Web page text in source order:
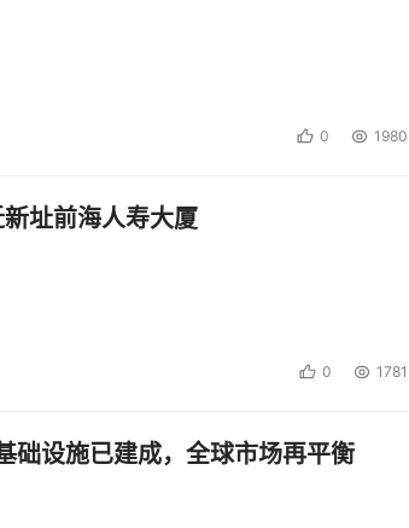
0 1980
址前海人寿大厦
0 1781
础设施已建成，全球市场再平衡